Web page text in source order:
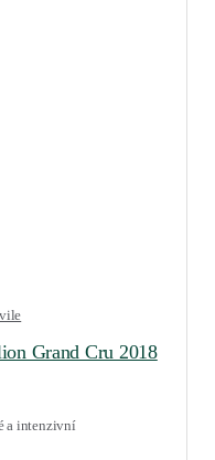
Grand Cru 2018
a intenzivní